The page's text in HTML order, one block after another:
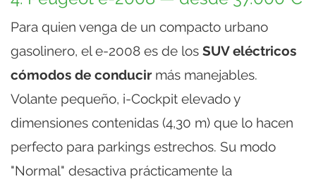
Para quien venga de un compacto urbano
gasolinero, el e-2008 es de los SUV eléctricos
cómodos de conducir más manejables.
Volante pequeño, i-Cockpit elevado y
dimensiones contenidas (4,30 m) que lo hacen
perfecto para parkings estrechos. Su modo
"Normal" desactiva prácticamente la